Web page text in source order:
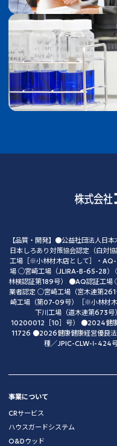
【品質・開発】●公益社団法人日
日本しろあり対策協会認定（白対
工場［※小林材木店として］・
場 ◯宮崎工場（JLIRA-B-65-28）
林検認証第189号） ●AQ認証工
業者認定 ◯宮崎工場（宮木連第
崎工場（第07-09号）［※小林材
下川工場（道木連第673
10200012［10］号） ●2024健
11726 ●2026健康健康経営優良
種／JPIC-CLW-Ⅰ-424
事業について
CRサービス
ハウスガードシステム
O&Dウッド